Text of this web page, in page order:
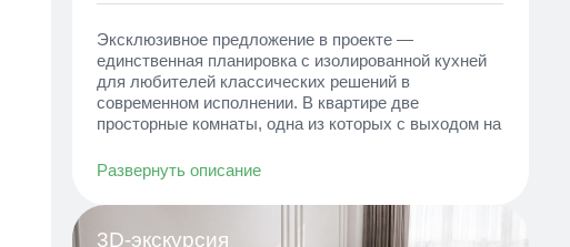
Эксклюзивное предложение в проекте —
единственная планировка с изолированной кухней
для любителей классических решений в
современном исполнении. В квартире две
просторные комнаты, одна из которых с выходом на
— лондри, а также здесь предусмотрено
Окна квартиры выходят на две стороны, из спальни
Развернуть описание
3D-экскурсия